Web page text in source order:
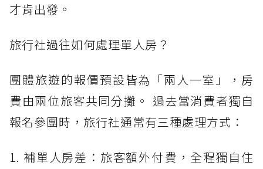
才肯出發。
旅行社過往如何處理單人房？
團體旅遊的報價預設皆為「兩人一室」，房
費由兩位旅客共同分攤。 過去當消費者獨自
報名參團時，旅行社通常有三種處理方式：
1. 補單人房差：旅客額外付費，全程獨自住